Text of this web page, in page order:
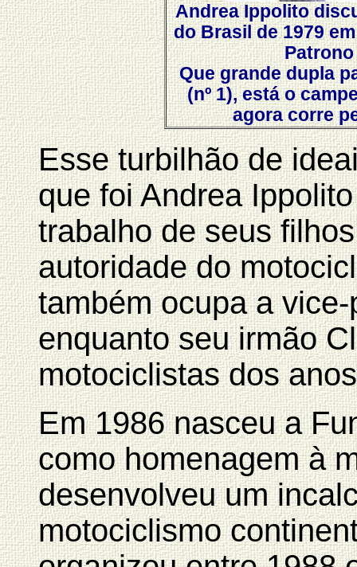
Andrea Ippolito
do Brasil de 1979
Que grande dupla
(nº 1), está o
agora corre
Esse turbilhão de
que foi Andrea
trabalho de seus
autoridade do
também ocupa a
enquanto seu irmão
motociclistas dos
Em 1986 nasceu a
como homenagem à
desenvolveu um
motociclismo